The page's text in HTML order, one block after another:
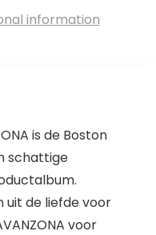
information
is de Boston
schattige
uit de liefde voor
voor